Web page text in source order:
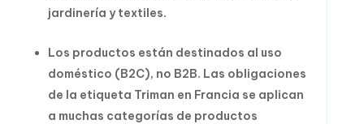
jardinería y textiles.
Los productos están destinados al uso
doméstico (B2C), no B2B. Las obligaciones
de la etiqueta Triman en Francia se aplican
a muchas categorías de productos